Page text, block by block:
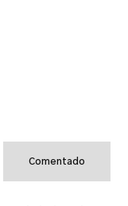
Comentado